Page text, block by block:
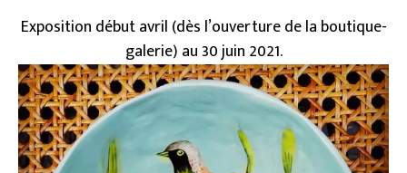
Exposition début avril (dès l’ouverture de la boutique-
galerie) au 30 juin 2021.